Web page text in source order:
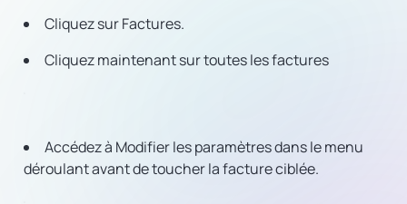
Cliquez sur Factures.
Cliquez maintenant sur toutes les factures
Accédez à Modifier les paramètres dans le menu
déroulant avant de toucher la facture ciblée.